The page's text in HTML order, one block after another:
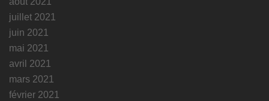
juillet 2021
juin 2021
mai 2021
avril 2021
mars 2021
février 2021